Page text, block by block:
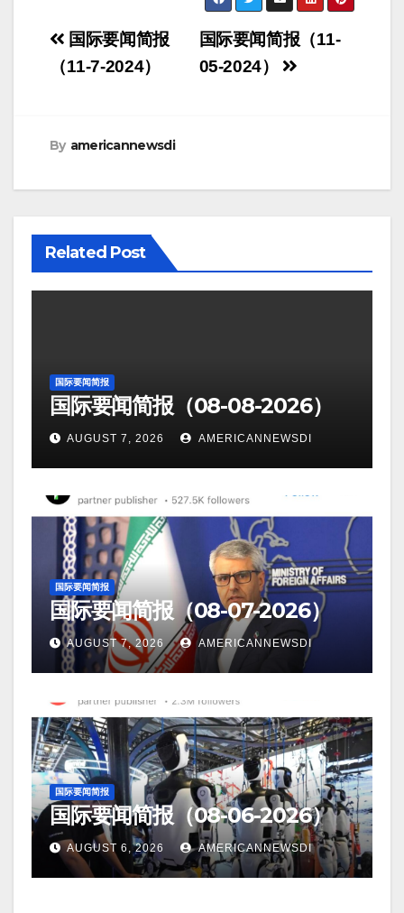
Post
navigation
国际要闻简报（11-
05-2024）
国际要闻简报
（11-7-2024）
By americannewsdi
Related Post
国际要闻简报
国际要闻简报（08-08-2026）
AUGUST 7, 2026 AMERICANNEWSDI
国际要闻简报
国际要闻简报（08-07-2026）
AUGUST 7, 2026 AMERICANNEWSDI
国际要闻简报
国际要闻简报（08-06-2026）
AUGUST 6, 2026 AMERICANNEWSDI